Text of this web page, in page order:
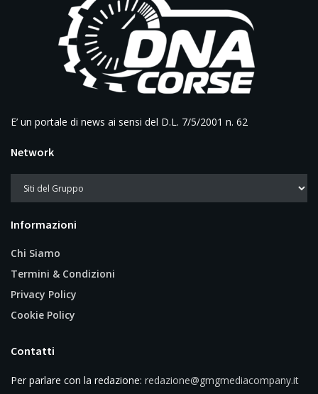
E’ un portale di news ai sensi del D.L. 7/5/2001 n. 62
Network
Informazioni
Chi Siamo
Termini & Condizioni
Privacy Policy
Cookie Policy
Contatti
Per parlare con la redazione: redazione@gmgmediacompany.it